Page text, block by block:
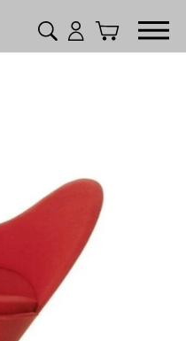
検索 ログインカート